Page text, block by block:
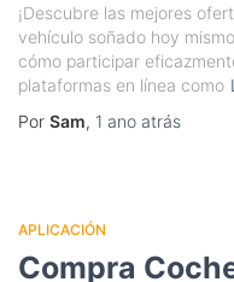
¡Descubre las mejores
vehículo soñado hoy
cómo participar
plataformas en línea como
Por Sam, 1 ano atrás
APLICACIÓN
Compra